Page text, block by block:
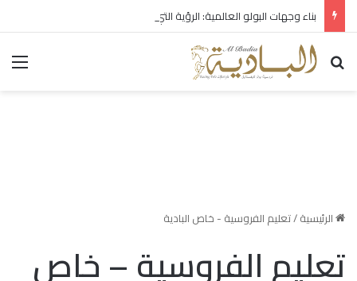
بناء وجهات البولو العالمية: الرؤية التي تصنع الإرث
بحث عن
الرئيسية/تعليم الفروسية - خاص البادية
تعليم الفروسية – خاص